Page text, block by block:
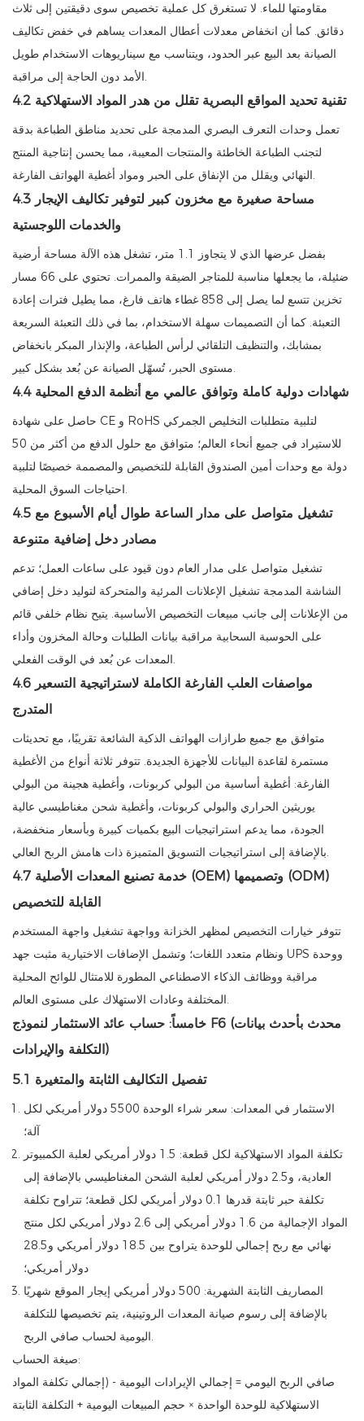
مقاومتها للماء. لا تستغرق كل عملية تخصيص سوى دقيقتين إلى ثلاث
دقائق. كما أن انخفاض معدلات أعطال المعدات يساهم في خفض تكاليف
الصيانة بعد البيع عبر الحدود، ويتناسب مع سيناريوهات الاستخدام طويل
الأمد دون الحاجة إلى مراقبة.
4.2 تقنية تحديد المواقع البصرية تقلل من هدر المواد الاستهلاكية
تعمل وحدات التعرف البصري المدمجة على تحديد مناطق الطباعة بدقة
لتجنب الطباعة الخاطئة والمنتجات المعيبة، مما يحسن إنتاجية المنتج
النهائي ويقلل من الإنفاق على الحبر ومواد أغطية الهواتف الفارغة.
4.3 مساحة صغيرة مع مخزون كبير لتوفير تكاليف الإيجار
والخدمات اللوجستية
بفضل عرضها الذي لا يتجاوز 1.1 متر، تشغل هذه الآلة مساحة أرضية
ضئيلة، ما يجعلها مناسبة للمتاجر الضيقة والممرات. تحتوي على 66 مسار
تخزين تتسع لما يصل إلى 858 غطاء هاتف فارغ، مما يطيل فترات إعادة
التعبئة. كما أن التصميمات سهلة الاستخدام، بما في ذلك التعبئة السريعة
بمشابك، والتنظيف التلقائي لرأس الطباعة، والإنذار المبكر بانخفاض
مستوى الحبر، تُسهّل الصيانة عن بُعد بشكل كبير.
4.4 شهادات دولية كاملة وتوافق عالمي مع أنظمة الدفع المحلية
حاصل على شهادة CE و RoHS لتلبية متطلبات التخليص الجمركي
للاستيراد في جميع أنحاء العالم؛ متوافق مع حلول الدفع من أكثر من 50
دولة مع وحدات أمين الصندوق القابلة للتخصيص والمصممة خصيصًا لتلبية
احتياجات السوق المحلية.
4.5 تشغيل متواصل على مدار الساعة طوال أيام الأسبوع مع
مصادر دخل إضافية متنوعة
تشغيل متواصل على مدار العام دون قيود على ساعات العمل؛ تدعم
الشاشة المدمجة تشغيل الإعلانات المرئية والمتحركة لتوليد دخل إضافي
من الإعلانات إلى جانب مبيعات التخصيص الأساسية. يتيح نظام خلفي قائم
على الحوسبة السحابية مراقبة بيانات الطلبات وحالة المخزون وأداء
المعدات عن بُعد في الوقت الفعلي.
4.6 مواصفات العلب الفارغة الكاملة لاستراتيجية التسعير
المتدرج
متوافق مع جميع طرازات الهواتف الذكية الشائعة تقريبًا، مع تحديثات
مستمرة لقاعدة البيانات للأجهزة الجديدة. تتوفر ثلاثة أنواع من الأغطية
الفارغة: أغطية أساسية من البولي كربونات، وأغطية هجينة من البولي
يوريثين الحراري والبولي كربونات، وأغطية شحن مغناطيسي عالية
الجودة، مما يدعم استراتيجيات البيع بكميات كبيرة وبأسعار منخفضة،
بالإضافة إلى استراتيجيات التسويق المتميزة ذات هامش الربح العالي.
4.7 خدمة تصنيع المعدات الأصلية (OEM) وتصميمها (ODM)
القابلة للتخصيص
تتوفر خيارات التخصيص لمظهر الخزانة وواجهة تشغيل واجهة المستخدم
ونظام متعدد اللغات؛ وتشمل الإضافات الاختيارية مثبت جهد UPS ووحدة
مراقبة ووظائف الذكاء الاصطناعي المطورة للامتثال للوائح المحلية
المختلفة وعادات الاستهلاك على مستوى العالم.
خامساً: حساب عائد الاستثمار لنموذج F6 (محدث بأحدث بيانات
التكلفة والإيرادات)
5.1 تفصيل التكاليف الثابتة والمتغيرة
الاستثمار في المعدات: سعر شراء الوحدة 5500 دولار أمريكي لكل
آلة؛
تكلفة المواد الاستهلاكية لكل قطعة: 1.5 دولار أمريكي لعلبة الكمبيوتر
العادية، و2.5 دولار أمريكي لعلبة الشحن المغناطيسي بالإضافة إلى
تكلفة حبر ثابتة قدرها 0.1 دولار أمريكي لكل قطعة؛ تتراوح تكلفة
المواد الإجمالية من 1.6 دولار أمريكي إلى 2.6 دولار أمريكي لكل منتج
نهائي مع ربح إجمالي للوحدة يتراوح بين 18.5 دولار أمريكي و28.5
دولار أمريكي؛
المصاريف الثابتة الشهرية: 500 دولار أمريكي إيجار الموقع شهريًا
بالإضافة إلى رسوم صيانة المعدات الروتينية، يتم تخصيصها للتكلفة
اليومية لحساب صافي الربح.
صيغة الحساب:
صافي الربح اليومي = إجمالي الإيرادات اليومية - (إجمالي تكلفة المواد
الاستهلاكية للوحدة الواحدة × حجم المبيعات اليومية + التكلفة الثابتة